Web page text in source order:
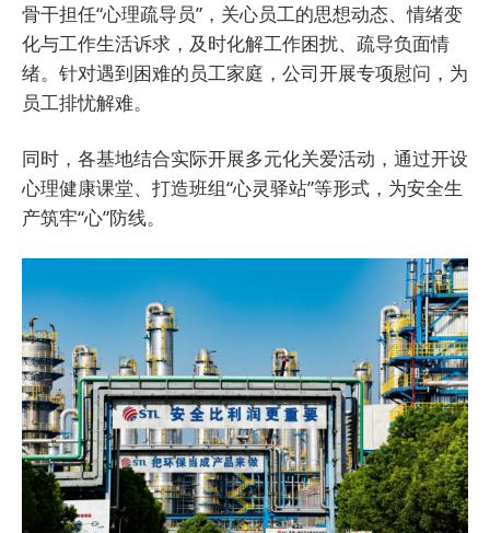
骨干担任“心理疏导员”，关心员工的思想动态、情绪变
化与工作生活诉求，及时化解工作困扰、疏导负面情
绪。针对遇到困难的员工家庭，公司开展专项慰问，为
员工排忧解难。
同时，各基地结合实际开展多元化关爱活动，通过开设
心理健康课堂、打造班组“心灵驿站”等形式，为安全生
产筑牢“心”防线。